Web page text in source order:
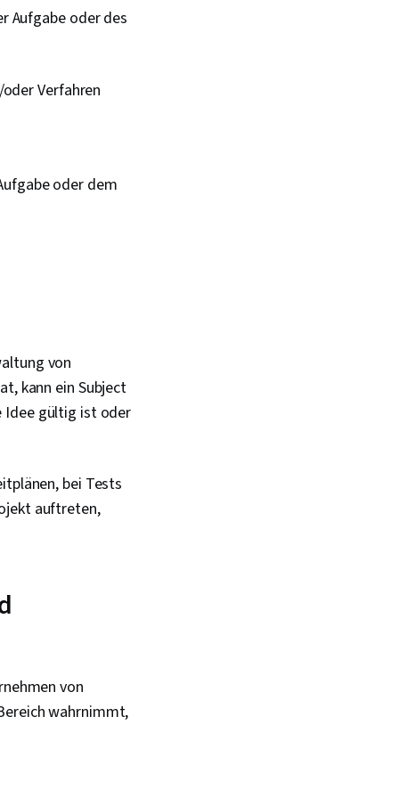
Aufgabe oder des
Verfahren
oder dem
von
kann ein Subject
Idee gültig ist oder
bei Tests
auftreten,
von
wahrnimmt,